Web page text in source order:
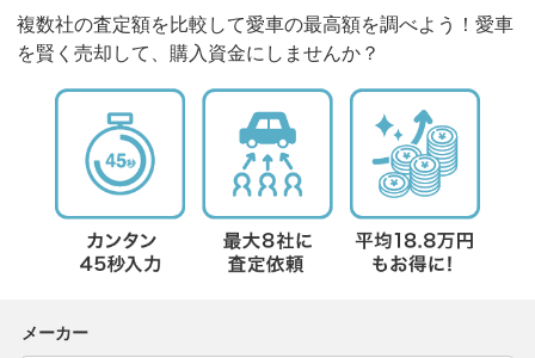
複数社の査定額を比較して愛車の最高額を調べよう！愛車
を賢く売却して、購入資金にしませんか？
メーカー